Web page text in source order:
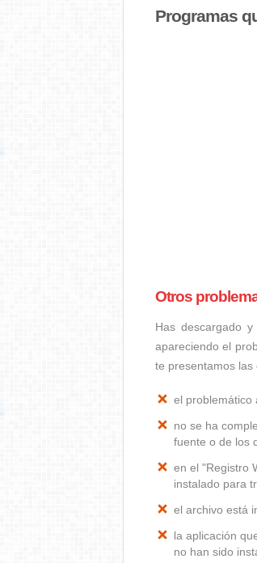
Programas
Otros
Has descargado
apareciendo el
te presentamos las
el problemático
no se ha
fuente o de los
en el "Registro
instalado para
el archivo está
la aplicación
no han sido